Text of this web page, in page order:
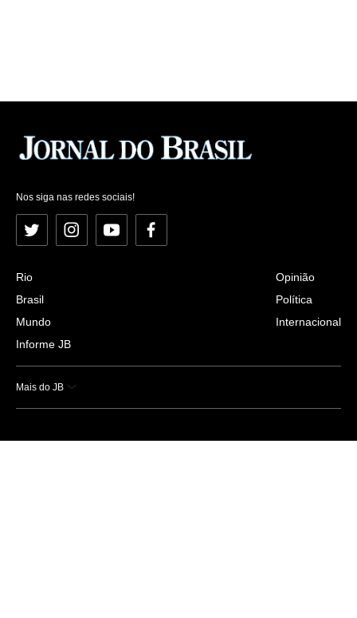
Nos siga nas redes sociais!
Twitter InstagramYouTubeFacebook
Rio
Brasil
Mundo
Informe JB
Opinião
Política
Internacional
Mais do JB
Esportes